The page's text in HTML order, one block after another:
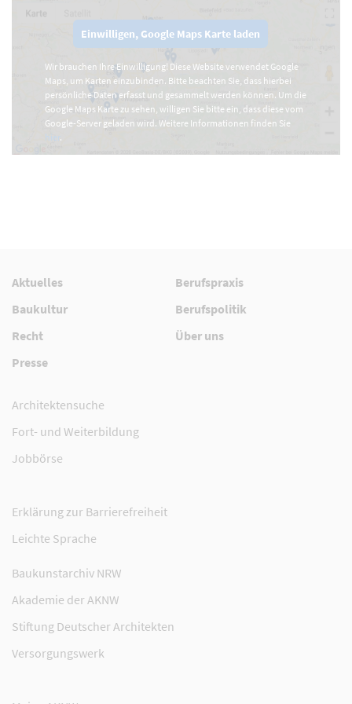
Einwilligen, Google Maps Karte laden
Wir brauchen Ihre Einwilligung! Diese Website verwendet Google
Maps, um Karten einzubinden. Bitte beachten Sie, dass hierbei
persönliche Daten erfasst und gesammelt werden können. Um die
Google Maps Karte zu sehen, willigen Sie bitte ein, dass diese vom
Google-Server geladen wird. Weitere Informationen finden Sie
.
Aktuelles
Berufspraxis
Baukultur
Berufspolitik
Recht
Über uns
Presse
Architektensuche
Fort- und Weiterbildung
Jobbörse
Erklärung zur Barrierefreiheit
Leichte Sprache
Baukunstarchiv NRW
Akademie der AKNW
Stiftung Deutscher Architekten
Versorgungswerk